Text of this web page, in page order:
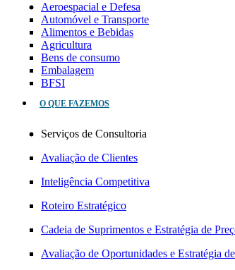
Aeroespacial e Defesa
Automóvel e Transporte
Alimentos e Bebidas
Agricultura
Bens de consumo
Embalagem
BFSI
O QUE FAZEMOS
Serviços de Consultoria
Avaliação de Clientes
Inteligência Competitiva
Roteiro Estratégico
Cadeia de Suprimentos e Estratégia de
Avaliação de Oportunidades e Estratégia